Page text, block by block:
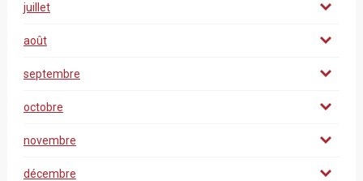
juillet
août
septembre
octobre
novembre
décembre